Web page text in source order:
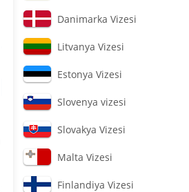
Danimarka Vizesi
Litvanya Vizesi
Estonya Vizesi
Slovenya vizesi
Slovakya Vizesi
Malta Vizesi
Finlandiya Vizesi